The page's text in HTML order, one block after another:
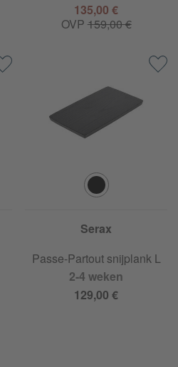
135,00 €
OVP 159,00 €
Serax
Passe-Partout snijplank L
2-4 weken
129,00 €